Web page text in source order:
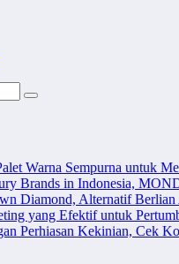
Warna Sempurna untuk
Brands in Indonesia,
Diamond, Alternatif
yang Efektif untuk
Perhiasan Kekinian, Cek